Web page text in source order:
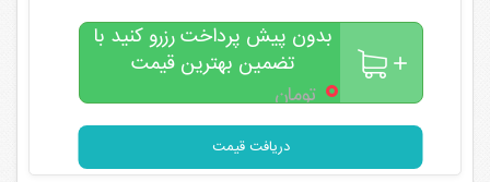
بدون پیش پرداخت رزرو کنید با
تضمین بهترین قیمت
۰تومان
دریافت قیمت